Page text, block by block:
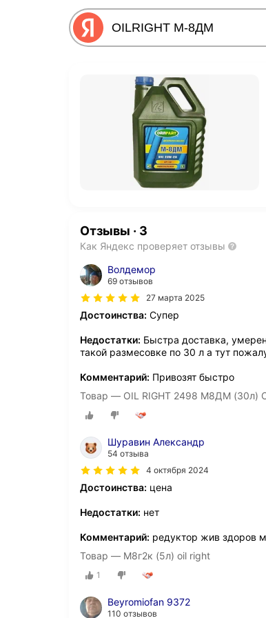
Отзывы · 3
Как Яндекс проверяет отзывы
Волдемор
69 отзывов
27 марта 2025
Достоинства: Супер
Недостатки: Быстра доставка,
такой размесовке по 30 л а тут
Комментарий: Привозят быстро
Товар — OIL RIGHT 2498 М8ДМ (30л)
Шуравин Александр
54 отзыва
4 октября 2024
Достоинства: цена
Недостатки: нет
Комментарий: редуктор жив здоров
Товар — М8г2к (5л) oil right
1
Beyromiofan 9372
110 отзывов